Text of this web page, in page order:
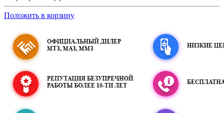
Положить в корзину